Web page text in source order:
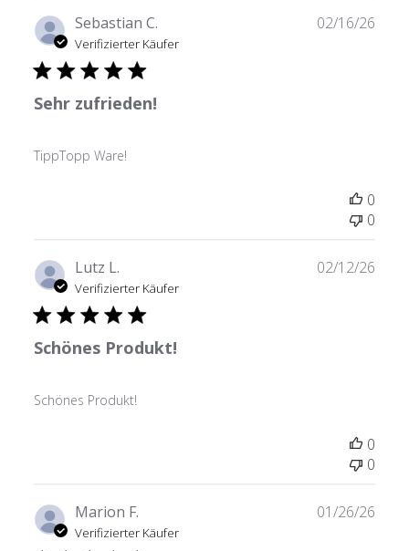
Sebastian C.
Verifizierter Käufer
Sehr zufrieden!
TippTopp Ware!
02/16/26
0
0
Lutz L.
Verifizierter Käufer
Schönes Produkt!
Schönes Produkt!
02/12/26
0
0
Marion F.
Verifizierter Käufer
01/26/26